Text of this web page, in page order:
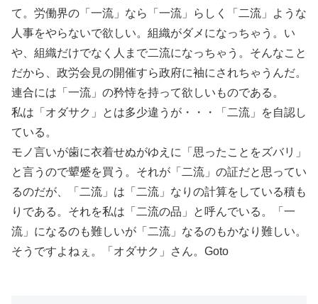
て。労働界の「一流」なら「一流」らしく「二流」ような
人事をやらないで欲しい。組織がダメになっちゃう。い
や、組織だけでなく人まで二流になっちゃう。そんなこと
だから、政労会見の開催すら政府に袖にされちゃうんだ。
連合には「一流」の矜恃を持って欲しいものである。
私は「オダサク」とは多少違うが・・・「二流」を自認し
ている。
モノ言いが歯に衣着せぬがゆえに「思ったことをズバリ」
と言うので顰蹙を買う。それが「二流」の証だと思ってい
るのだが、「二流」は「二流」なりの計算をしている積も
りである。それを私は「二流の品」と呼んでいる。「一
流」になるのも難しいが「二流」なるのもかなり難しい。
そうですよねぇ。「オダサク」さん。Goto